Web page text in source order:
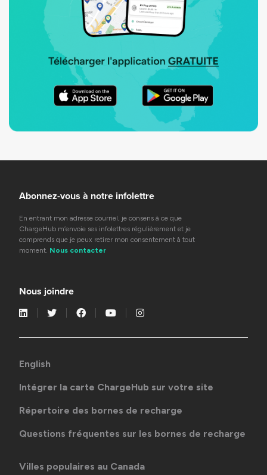
Abonnez-vous à notre infolettre
En entrant mon adresse courriel, je consens à ce que
ChargeHub m’envoie ses infolettres régulièrement et je
comprends que je peux retirer mon consentement à tout
moment. Nous contacter
Nous joindre
English
Intégrer la carte ChargeHub sur votre site
Répertoire des bornes de recharge
Questions fréquentes sur les bornes de recharge
Villes populaires au Canada